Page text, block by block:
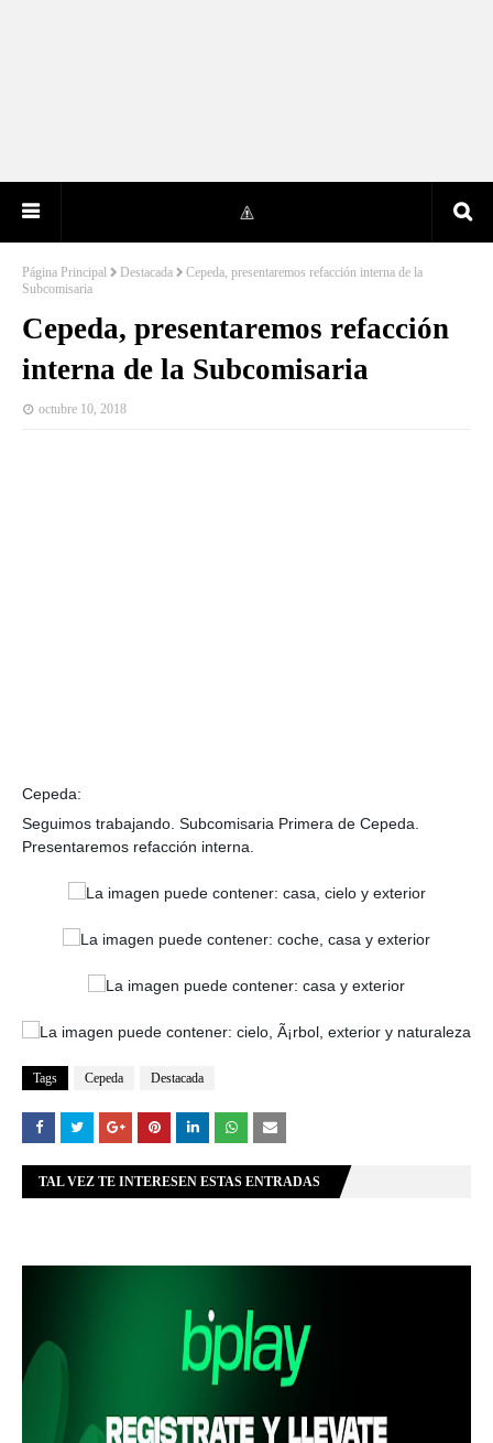
Página Principal Destacada
Cepeda, presentaremos refacción interna de la
Subcomisaria
Cepeda, presentaremos refacción
interna de la Subcomisaria
octubre 10, 2018
Cepeda:
Seguimos trabajando. Subcomisaria Primera de Cepeda.
Presentaremos refacción interna.
Tags Cepeda Destacada
TAL VEZ TE INTERESEN ESTAS ENTRADAS